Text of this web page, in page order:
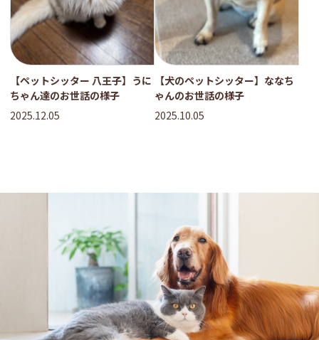
【ペットシッター 八王子】うに
ちゃん達のお世話の様子
2025.12.05
【犬のペットシッター】ななち
ゃんのお世話の様子
2025.10.05